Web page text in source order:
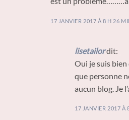
17 JANVIER 2017 À 8 H 26
lisetailordit:
Oui je suis bien
que personne
aucun blog. Je
17 JANVIER 2017 À